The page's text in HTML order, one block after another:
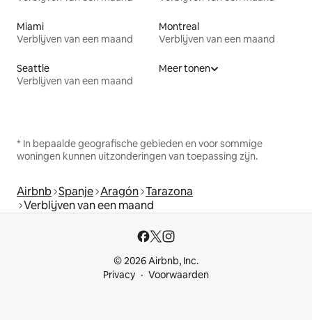
Miami
Verblijven van een maand
Montreal
Verblijven van een maand
Seattle
Verblijven van een maand
Meer tonen
* In bepaalde geografische gebieden en voor sommige
woningen kunnen uitzonderingen van toepassing zijn.
Airbnb Spanje Aragón Tarazona
Verblijven van een maand
© 2026 Airbnb, Inc.
Privacy
Voorwaarden